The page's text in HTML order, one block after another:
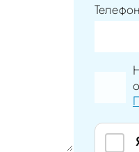
Телефон